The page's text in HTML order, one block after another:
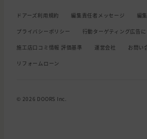
ドアーズ利用規約 編集責任者メッセージ 編
プライバシーポリシー 行動ターゲティング広告
施工店口コミ情報 評価基準 運営会社 お問い
リフォームローン
© 2026 DOORS Inc.